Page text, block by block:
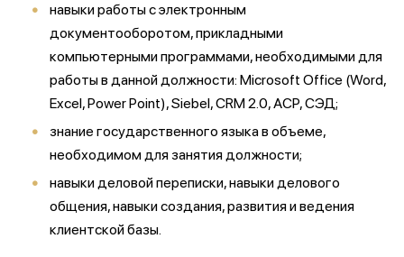
навыки работы с электронным
документооборотом, прикладными
компьютерными программами, необходимыми для
работы в данной должности: Microsoft Office (Word,
Excel, Power Point), Siebel, CRM 2.0, АСР, СЭД;
знание государственного языка в объеме,
необходимом для занятия должности;
навыки деловой переписки, навыки делового
общения, навыки создания, развития и ведения
клиентской базы.